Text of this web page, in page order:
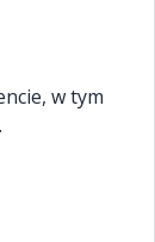
w tym